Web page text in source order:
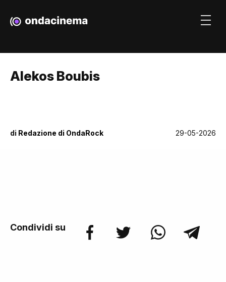
Alekos Boubis
di Redazione di OndaRock 29-05-2026
Condividi su